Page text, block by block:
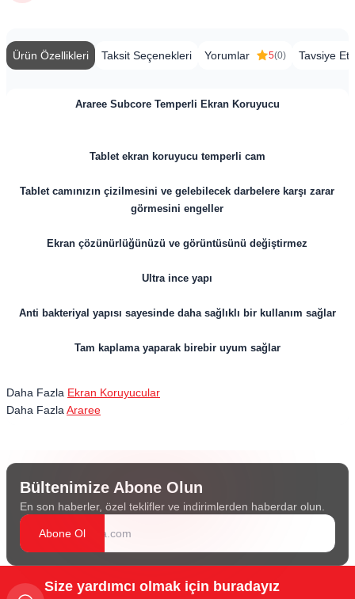
Ürün Özellikleri Taksit Seçenekleri Yorumlar 5(0) Tavsiye Et
Araree Subcore Temperli Ekran Koruyucu
Tablet ekran koruyucu temperli cam
Tablet camınızın çizilmesini ve gelebilecek darbelere karşı zarar
görmesini engeller
Ekran çözünürlüğünüzü ve görüntüsünü değiştirmez
Ultra ince yapı
Anti bakteriyal yapısı sayesinde daha sağlıklı bir kullanım sağlar
Tam kaplama yaparak birebir uyum sağlar
Daha Fazla Ekran Koruyucular
Daha Fazla Araree
Bültenimize Abone Olun
En son haberler, özel teklifler ve indirimlerden haberdar olun.
Abone Ol
Size yardımcı olmak için buradayız